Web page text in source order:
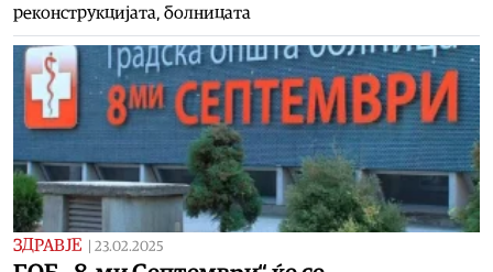
реконструкцијата, болницата
ЗДРАВЈЕ 23.02.2025